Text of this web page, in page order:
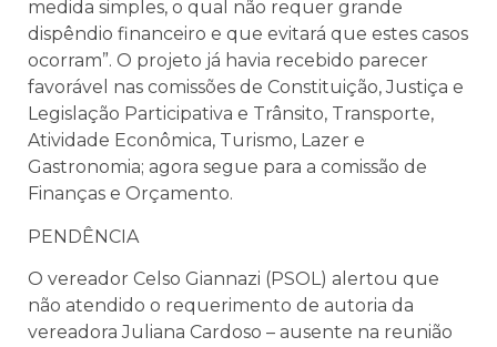
medida simples, o qual não requer grande
dispêndio financeiro e que evitará que estes casos
ocorram”. O projeto já havia recebido parecer
favorável nas comissões de Constituição, Justiça e
Legislação Participativa e Trânsito, Transporte,
Atividade Econômica, Turismo, Lazer e
Gastronomia; agora segue para a comissão de
Finanças e Orçamento.
PENDÊNCIA
O vereador Celso Giannazi (PSOL) alertou que
não atendido o requerimento de autoria da
vereadora Juliana Cardoso – ausente na reunião